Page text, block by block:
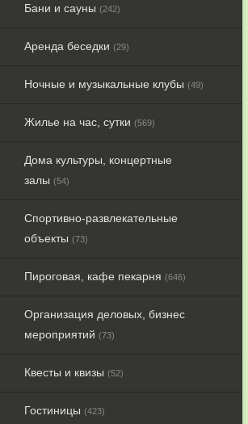
Бани и сауны (242)
Аренда беседки (29)
Ночные и музыкальные клубы (49)
Жилье на час, сутки (569)
Дома культуры, концертные
залы (54)
Спортивно-развлекательные
объекты (73)
Пироговая, кафе пекарня (646)
Организация деловых, бизнес
мероприятий (73)
Квесты и квизы (52)
Гостиницы (423)